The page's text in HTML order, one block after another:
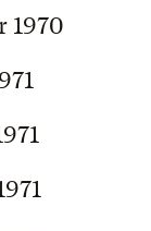
1970